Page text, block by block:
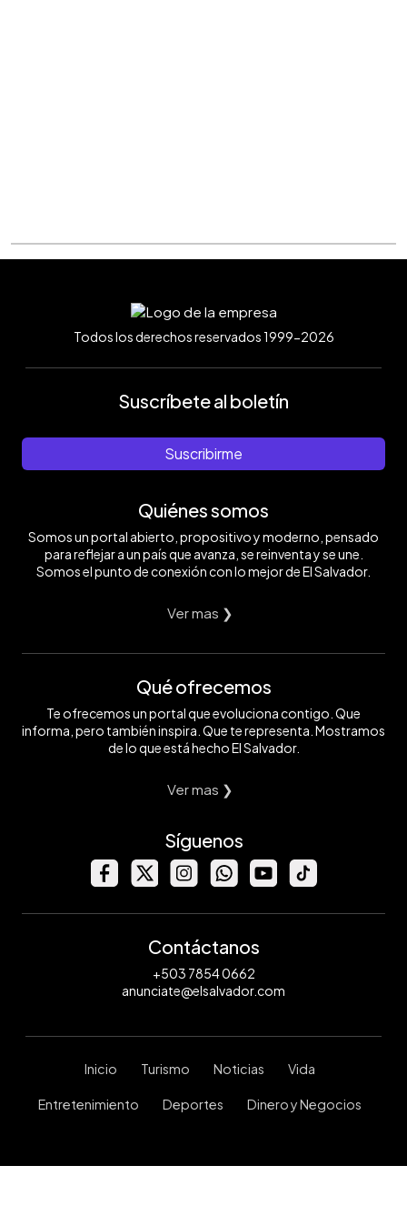
Todos los derechos reservados 1999-2026
Suscríbete al boletín
Suscribirme
Quiénes somos
Somos un portal abierto, propositivo y moderno, pensado
para reflejar a un país que avanza, se reinventa y se une.
Somos el punto de conexión con lo mejor de El Salvador.
Ver mas ❯
Qué ofrecemos
Te ofrecemos un portal que evoluciona contigo. Que
informa, pero también inspira. Que te representa. Mostramos
de lo que está hecho El Salvador.
Ver mas ❯
Síguenos
Contáctanos
+503 7854 0662
anunciate@elsalvador.com
Inicio Turismo Noticias Vida
Entretenimiento Deportes Dinero y Negocios